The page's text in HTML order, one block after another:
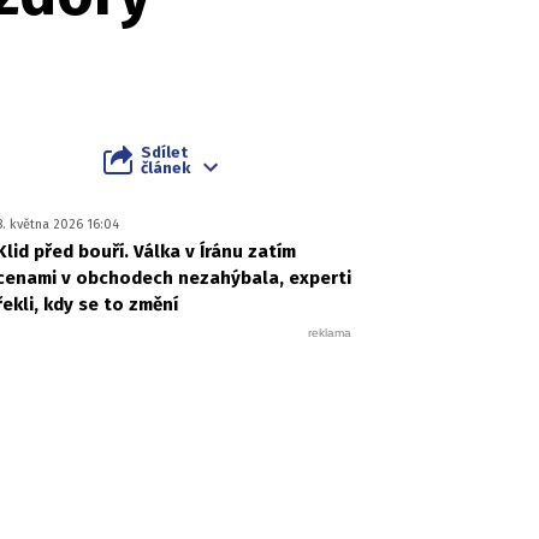
Sdílet
článek
května 2026 16:04
před bouří. Válka v Íránu zatím
v obchodech nezahýbala, experti
kdy se to změní